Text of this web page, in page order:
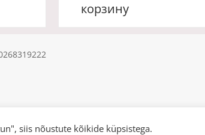
корзину
siis nõustute kõikide küpsistega.